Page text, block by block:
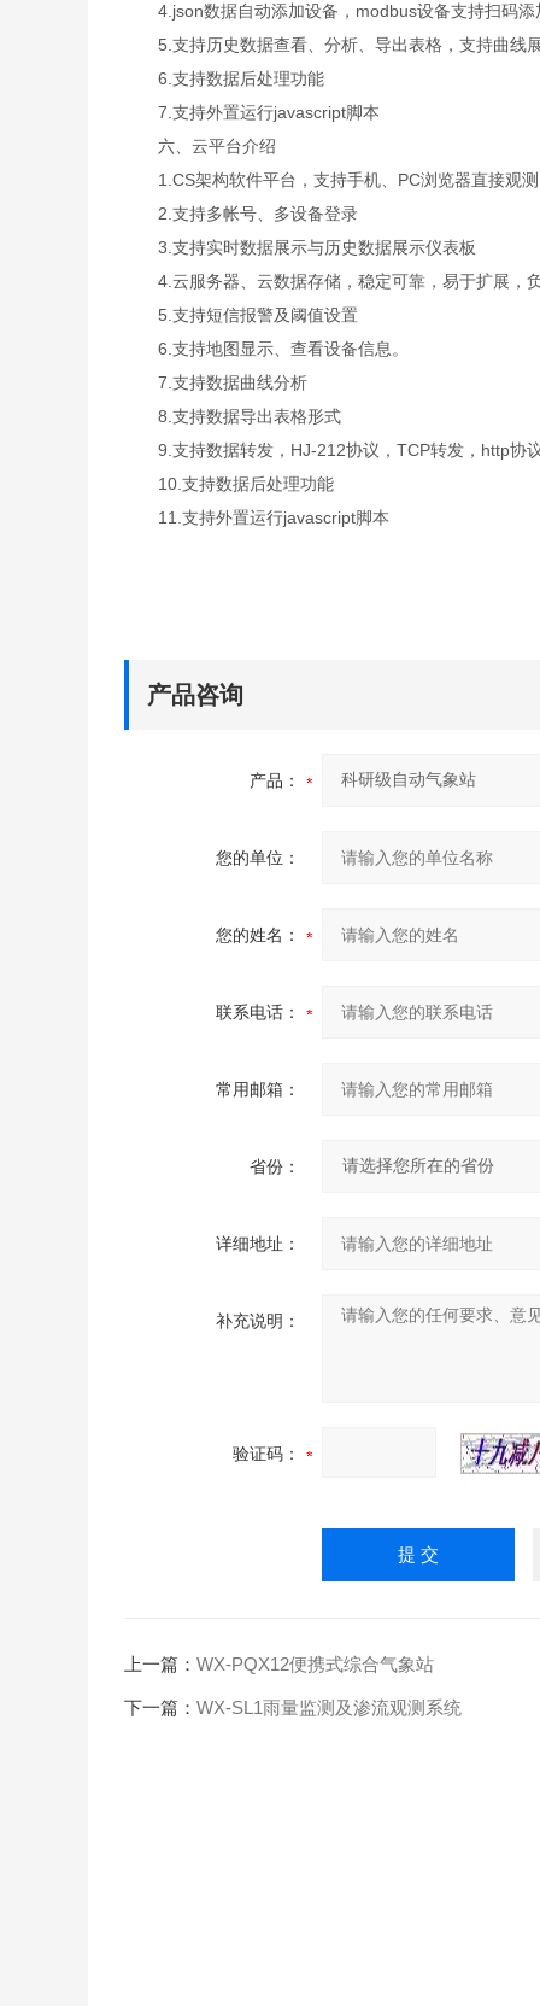
4.json数据自动添加设备，modbus设备支持扫码添
5.支持历史数据查看、分析、导出表格，支持曲线
6.支持数据后处理功能
7.支持外置运行javascript脚本
六、云平台介绍
1.CS架构软件平台，支持手机、PC浏览器直接观测
2.支持多帐号、多设备登录
3.支持实时数据展示与历史数据展示仪表板
4.云服务器、云数据存储，稳定可靠，易于扩展，
5.支持短信报警及阈值设置
6.支持地图显示、查看设备信息。
7.支持数据曲线分析
8.支持数据导出表格形式
9.支持数据转发，HJ-212协议，TCP转发，http协
10.支持数据后处理功能
11.支持外置运行javascript脚本
产品咨询
产品：
您的单位：
您的姓名：
联系电话：
常用邮箱：
省份：
详细地址：
补充说明：
验证码：
上一篇： WX-PQX12便携式综合气象站
下一篇： WX-SL1雨量监测及渗流观测系统